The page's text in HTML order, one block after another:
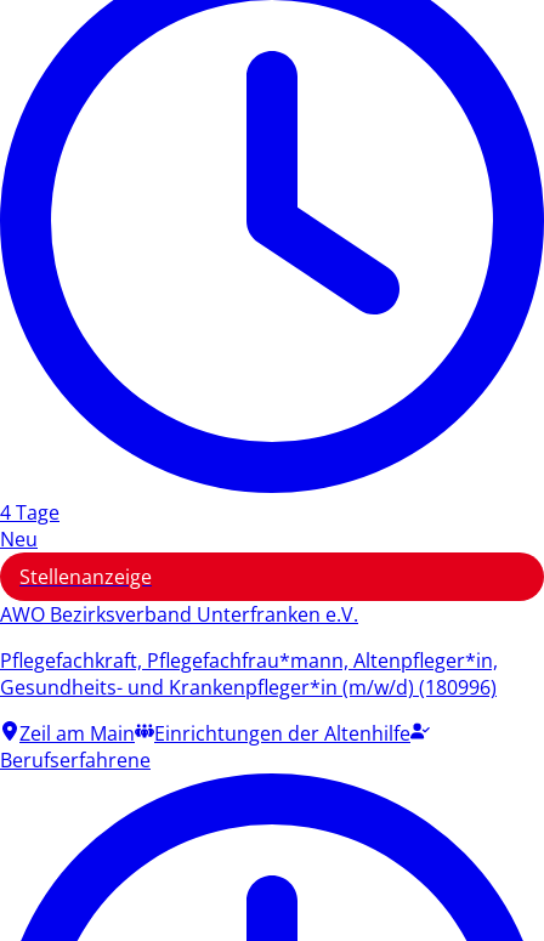
4 Tage
Neu
Stellenanzeige
AWO Bezirksverband Unterfranken e.V.
Pflegefachkraft, Pflegefachfrau*mann, Altenpfleger*in,
Gesundheits- und Krankenpfleger*in (m/w/d) (180996)
Zeil am Main
Einrichtungen der Altenhilfe
Berufserfahrene